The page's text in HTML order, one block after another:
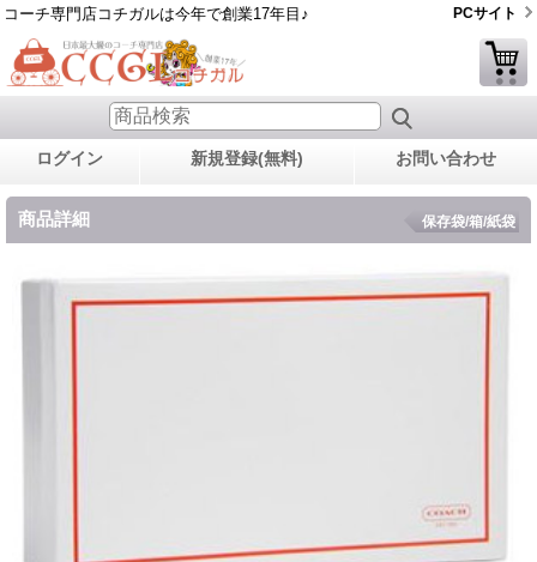
コーチ専門店コチガルは今年で創業17年目♪ PCサイト
ログイン 新規登録(無料) お問い合わせ
商品詳細 保存袋/箱/紙袋